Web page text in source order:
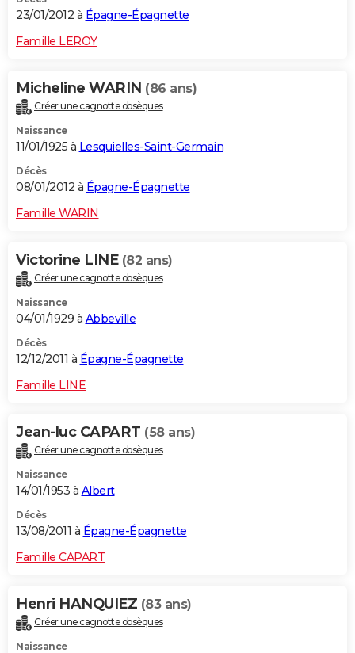
23/01/2012 à Épagne-Épagnette
Famille LEROY
Micheline WARIN (86 ans)
Créer une cagnotte obsèques
Naissance
11/01/1925 à Lesquielles-Saint-Germain
Décès
08/01/2012 à Épagne-Épagnette
Famille WARIN
Victorine LINE (82 ans)
Créer une cagnotte obsèques
Naissance
04/01/1929 à Abbeville
Décès
12/12/2011 à Épagne-Épagnette
Famille LINE
Jean-luc CAPART (58 ans)
Créer une cagnotte obsèques
Naissance
14/01/1953 à Albert
Décès
13/08/2011 à Épagne-Épagnette
Famille CAPART
Henri HANQUIEZ (83 ans)
Créer une cagnotte obsèques
Naissance